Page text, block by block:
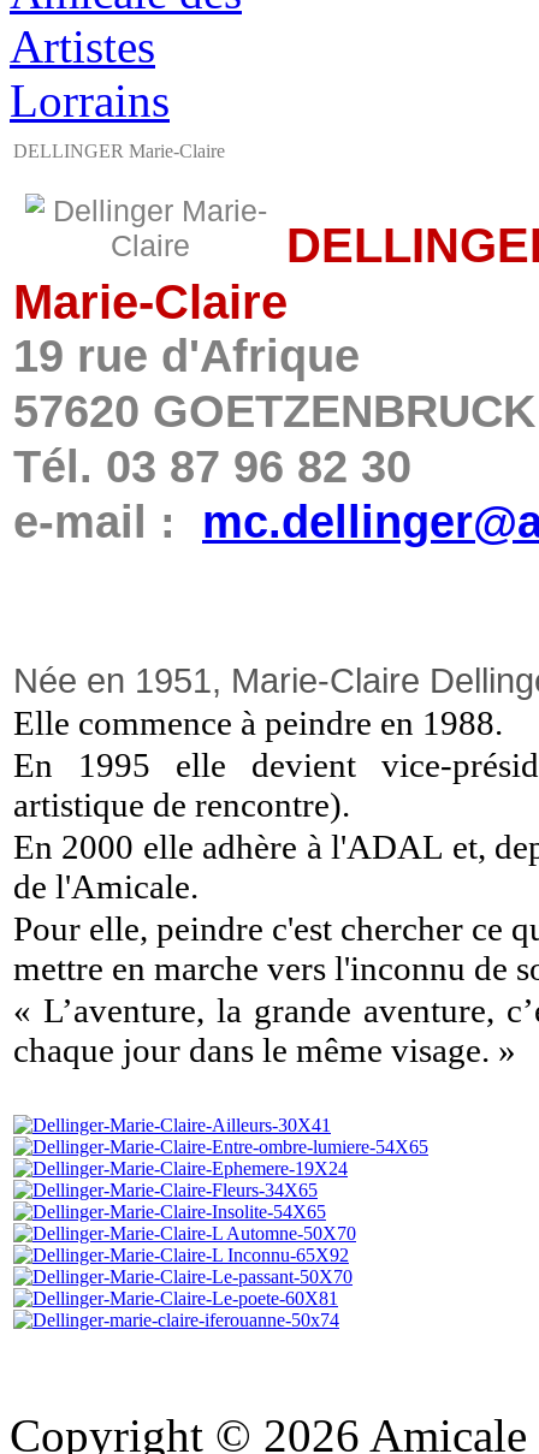
DELLINGER Marie-Claire
Marie-Claire
19 rue d'Afrique
57620 GOETZENBRUCK
Tél. 03 87 96 82 30
e-mail :
Née en 1951, Marie-Claire
Elle commence à peindre en 1988.
En 1995 elle devient vice-
artistique de rencontre).
En 2000 elle adhère à l'ADAL et,
de l'Amicale.
Pour elle, peindre c'est chercher ce
mettre en marche vers l'inconnu de
« L’aventure, la grande aventure,
chaque jour dans le même visage.
Copyright © 2026 Amicale